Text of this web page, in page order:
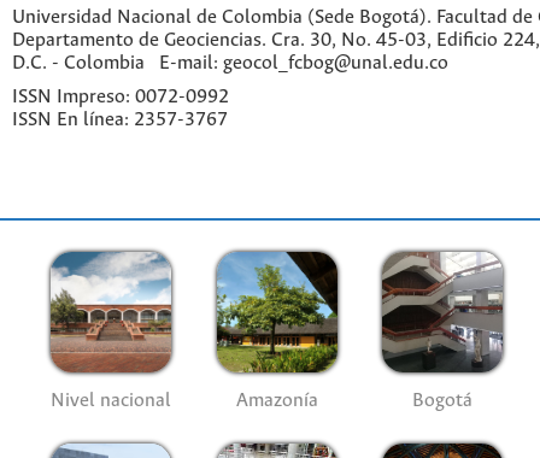
Universidad Nacional de Colombia (Sede Bogotá). Facultad de
Departamento de Geociencias. Cra. 30, No. 45-03, Edificio
D.C. - Colombia E-mail: geocol_fcbog@unal.edu.co
ISSN Impreso: 0072-0992
ISSN En línea: 2357-3767
Nivel nacional Amazonía Bogotá